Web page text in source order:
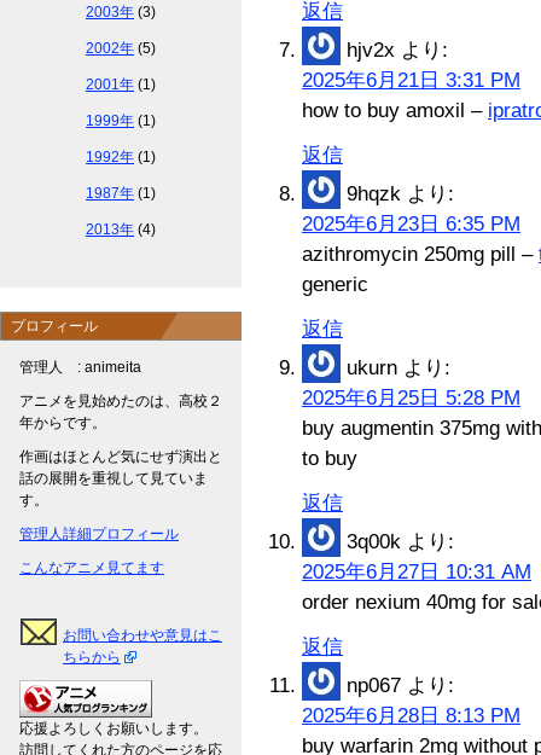
返信
hjv2x より:
2025年6月21日 3:31 PM
how to buy amoxil –
返信
9hqzk より:
2025年6月23日 6:35 PM
azithromycin 250mg pill –
generic
返信
ukurn より:
2025年6月25日 5:28 PM
buy augmentin 375mg
to buy
返信
3q00k より:
2025年6月27日 10:31 AM
order nexium 40mg for
返信
np067 より:
2025年6月28日 8:13 PM
buy warfarin 2mg without
2003年 (3)
2002年 (5)
2001年 (1)
1999年 (1)
1992年 (1)
1987年 (1)
2013年 (4)
プロフィール
管理人 : animeita
アニメを見始めたのは、高校２
年からです。
作画はほとんど気にせず演出と
話の展開を重視して見ていま
す。
管理人詳細プロフィール
こんなアニメ見てます
お問い合わせや意見はこ
ちらから
応援よろしくお願いします。
訪問してくれた方のページを応